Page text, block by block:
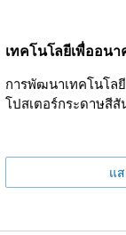
เทคโนโลยีเพื่ออนา
การพัฒนาเทคโนโล
โปสเตอร์กระดาษสี
แ